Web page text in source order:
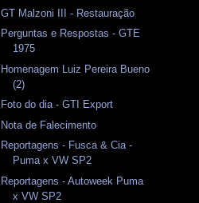
GT Malzoni III - Restauração
Perguntas e Respostas - GTE
1975
Homenagem Luiz Pereira Bueno
(2)
Foto do dia - GTI Export
Nota de Falecimento
Reportagens - Fusca & Cia -
Puma x VW SP2
Reportagens - Autoweek Puma
x VW SP2